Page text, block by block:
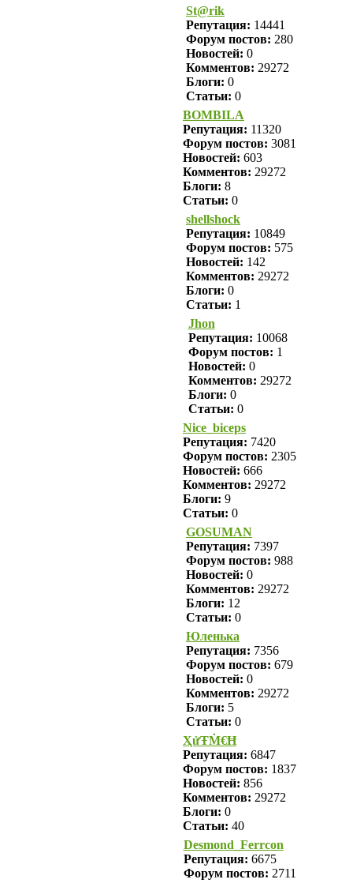
St@rik
Репутация: 14441
Форум постов: 280
Новостей: 0
Комментов: 29272
Блоги: 0
Статьи: 0
BOMBILA
Репутация: 11320
Форум постов: 3081
Новостей: 603
Комментов: 29272
Блоги: 8
Статьи: 0
shellshock
Репутация: 10849
Форум постов: 575
Новостей: 142
Комментов: 29272
Блоги: 0
Статьи: 1
Jhon
Репутация: 10068
Форум постов: 1
Новостей: 0
Комментов: 29272
Блоги: 0
Статьи: 0
Nice_biceps
Репутация: 7420
Форум постов: 2305
Новостей: 666
Комментов: 29272
Блоги: 9
Статьи: 0
GOSUMAN
Репутация: 7397
Форум постов: 988
Новостей: 0
Комментов: 29272
Блоги: 12
Статьи: 0
Юленька
Репутация: 7356
Форум постов: 679
Новостей: 0
Комментов: 29272
Блоги: 5
Статьи: 0
ҲửŦṀ€Ħ
Репутация: 6847
Форум постов: 1837
Новостей: 856
Комментов: 29272
Блоги: 0
Статьи: 40
Desmond_Ferrcon
Репутация: 6675
Форум постов: 2711